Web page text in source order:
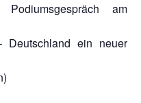
am
Deutschland ein neuer